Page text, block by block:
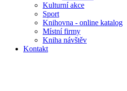
Kulturní akce
Sport
Knihovna - online katalog
Místní firmy
Kniha návštěv
Kontakt